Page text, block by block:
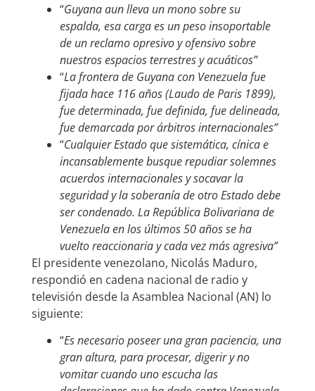
“Guyana aun lleva un mono sobre su
espalda, esa carga es un peso insoportable
de un reclamo opresivo y ofensivo sobre
nuestros espacios terrestres y acuáticos”
“La frontera de Guyana con Venezuela fue
fijada hace 116 años (Laudo de Paris 1899),
fue determinada, fue definida, fue delineada,
fue demarcada por árbitros internacionales”
“Cualquier Estado que sistemática, cínica e
incansablemente busque repudiar solemnes
acuerdos internacionales y socavar la
seguridad y la soberanía de otro Estado debe
ser condenado. La República Bolivariana de
Venezuela en los últimos 50 años se ha
vuelto reaccionaria y cada vez más agresiva”
El presidente venezolano, Nicolás Maduro,
respondió en cadena nacional de radio y
televisión desde la Asamblea Nacional (AN) lo
siguiente:
“Es necesario poseer una gran paciencia, una
gran altura, para procesar, digerir y no
vomitar cuando uno escucha las